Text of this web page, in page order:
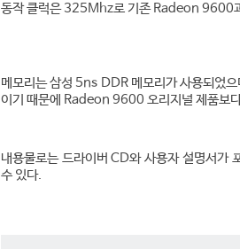
동작 클럭은 325Mhz로 기존 Radeon 9600
메모리는 삼성 5ns DDR 메모리가 사용되
이기 때문에 Radeon 9600 오리지널 제품보
내용물로는 드라이버 CD와 사용자 설명서가
수 있다.